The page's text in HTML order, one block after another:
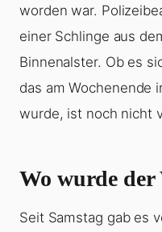
worden war.
einer Schlinge aus
Binnenalster. Ob es
das am Wochenende
wurde, ist noch nicht
Wo wurde der
Seit Samstag gab es